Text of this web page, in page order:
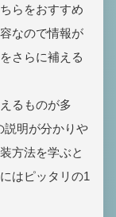
らをおすすめ
なので情報が
さらに補える
るものが多
説明が分かりや
方法を学ぶと
はピッタリの1